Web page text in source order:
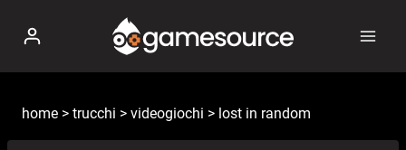
contenuto
home > trucchi > videogiochi > lost in random